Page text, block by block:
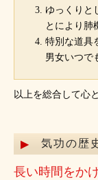
ゆっくりと
とにより肺
特別な道具
男女いつで
以上を総合して心
気功の歴
長い時間をか